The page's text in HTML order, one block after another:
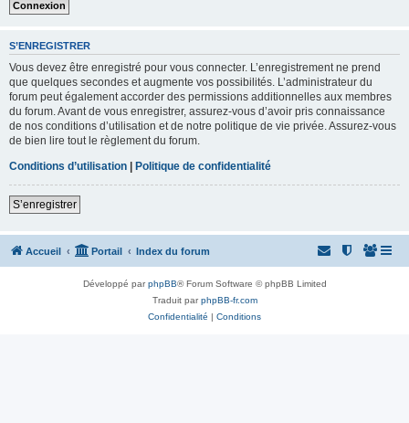
S’ENREGISTRER
Vous devez être enregistré pour vous connecter. L’enregistrement ne prend
que quelques secondes et augmente vos possibilités. L’administrateur du
forum peut également accorder des permissions additionnelles aux membres
du forum. Avant de vous enregistrer, assurez-vous d’avoir pris connaissance
de nos conditions d’utilisation et de notre politique de vie privée. Assurez-vous
de bien lire tout le règlement du forum.
Conditions d’utilisation | Politique de confidentialité
S’enregistrer
Accueil Portail Index du forum
Développé parphpBB® Forum Software © phpBB Limited
Traduit parphpBB-fr.com
Confidentialité | Conditions